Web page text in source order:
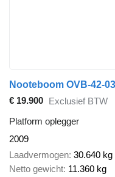
€ 19.900 Exclusief BTW
Platform oplegger
2009
Laadvermogen 30.640 kg
Netto gewicht 11.360 kg